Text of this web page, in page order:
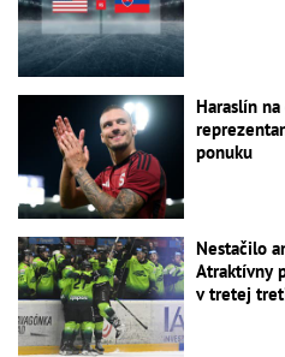
Haraslín
ponuku
Nestačilo
Atraktívny
v tretej